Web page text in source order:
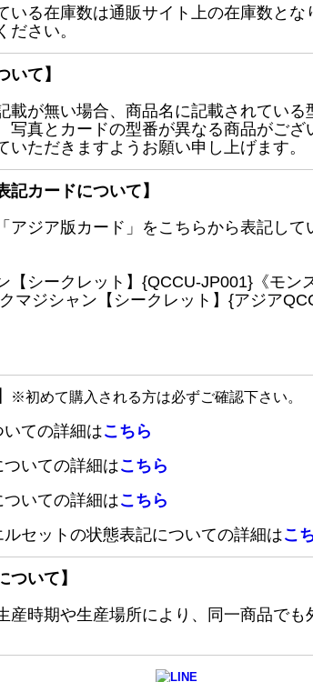
いる在庫数は通販サイト上の在庫数と
さい。
いて】
載が無い場合、商品名に記載されている
写真とカードの型番が異なる商品がご
いただきますようお願い申し上げます。
記カードについて】
アジア版カード」をこちらから表記して
【シークレット】{QCCU-JP001}《モン
ジシャン【シークレット】{アジア
※初めて購入される方は必ずご確認下さい。
ての詳細はこちら
いての詳細はこちら
いての詳細はこちら
セットの状態表記についての詳細はこ
ついて】
産時期や生産場所により、同一商品でも